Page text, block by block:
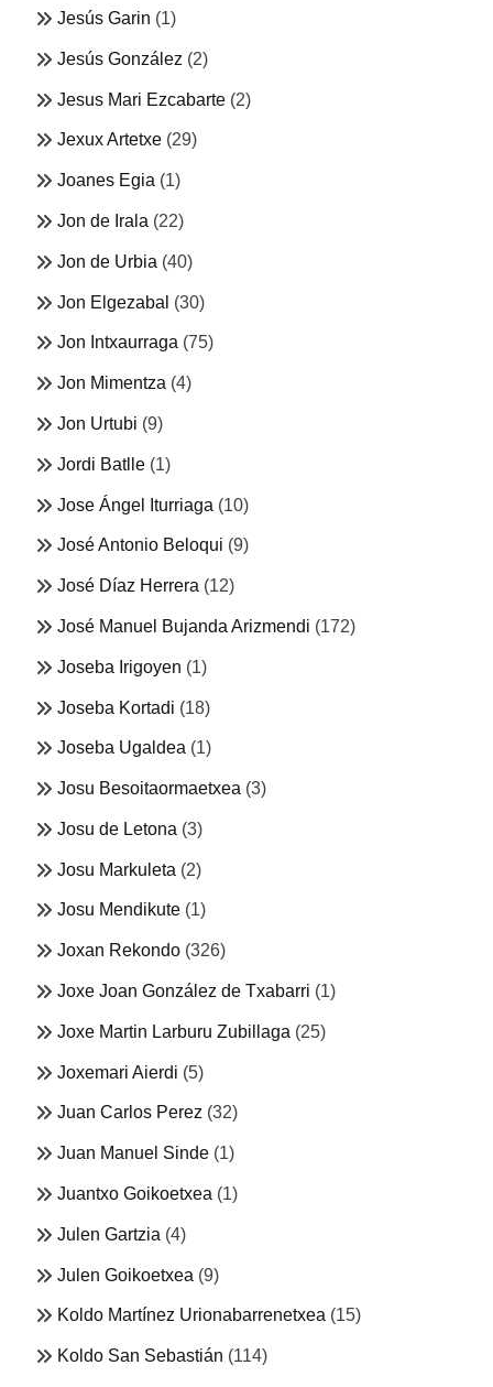
Jesús Garin (1)
Jesús González (2)
Jesus Mari Ezcabarte (2)
Jexux Artetxe (29)
Joanes Egia (1)
Jon de Irala (22)
Jon de Urbia (40)
Jon Elgezabal (30)
Jon Intxaurraga (75)
Jon Mimentza (4)
Jon Urtubi (9)
Jordi Batlle (1)
Jose Ángel Iturriaga (10)
José Antonio Beloqui (9)
José Díaz Herrera (12)
José Manuel Bujanda Arizmendi (172)
Joseba Irigoyen (1)
Joseba Kortadi (18)
Joseba Ugaldea (1)
Josu Besoitaormaetxea (3)
Josu de Letona (3)
Josu Markuleta (2)
Josu Mendikute (1)
Joxan Rekondo (326)
Joxe Joan González de Txabarri (1)
Joxe Martin Larburu Zubillaga (25)
Joxemari Aierdi (5)
Juan Carlos Perez (32)
Juan Manuel Sinde (1)
Juantxo Goikoetxea (1)
Julen Gartzia (4)
Julen Goikoetxea (9)
Koldo Martínez Urionabarrenetxea (15)
Koldo San Sebastián (114)